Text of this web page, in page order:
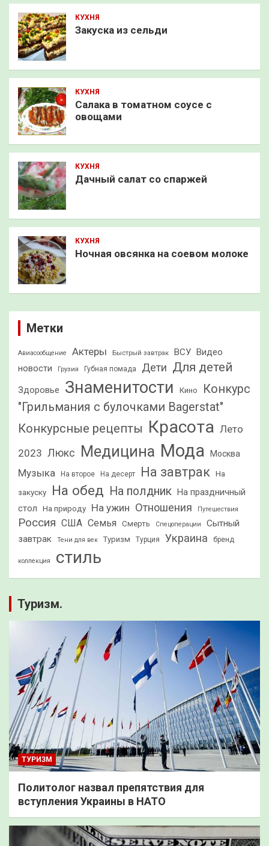
КУХНЯ
Закуска из сельди
КУХНЯ
Салака в томатном соусе с
овощами
КУХНЯ
Дачный салат со спаржей
КУХНЯ
Ночная овсянка на соевом молоке
Метки
Авиасообщение Актеры Быстрый завтрак ВСУ Видео
новости
Грузия Губная помада Дети Для детей
Здоровье Знаменитости Кино
Конкурс
"Грильмания с булочками Bagerstat"
Конкурсные рецепты Красота Лето
2023 Люкс Медицина Мода Москва
Музыка На второе На десерт На завтрак На
закуску На обед На полдник На праздничный
стол
На природу На ужин Отношения Путешествия
Россия США Семья Смерть Спецоперации
Сытный
завтрак
Тени для век Туризм Турция Украина бренд
коллекция стиль
Туризм.
ТУРИЗМ
Политолог назвал препятствия для
вступления Украины в НАТО